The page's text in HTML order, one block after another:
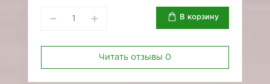
В корзину
Читать отзывы 0